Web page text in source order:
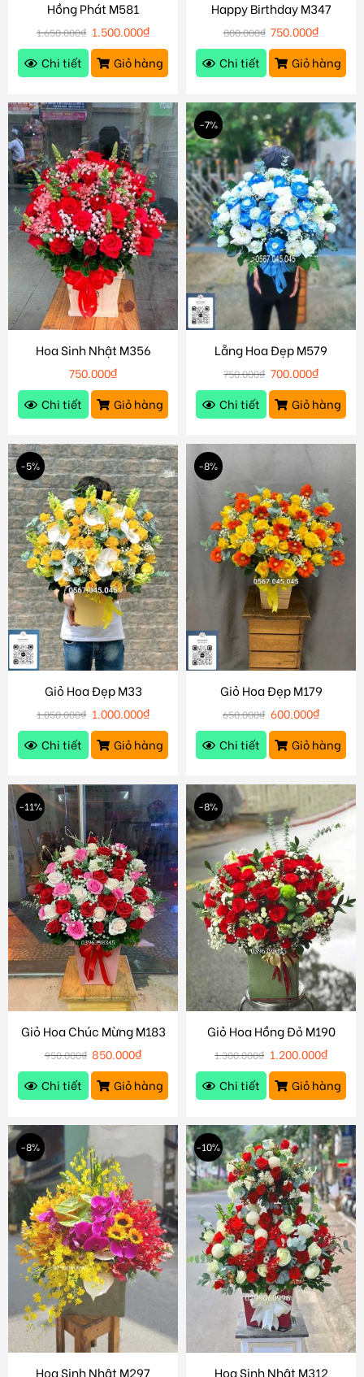
Hồng Phát M581
1.650.000₫ 1.500.000₫
Chi tiết
Giỏ hàng
Happy Birthday M347
800.000₫ 750.000₫
Chi tiết
Giỏ hàng
Hoa Sinh Nhật M356
750.000₫
Chi tiết
Giỏ hàng
-7%
Lẵng Hoa Đẹp M579
750.000₫ 700.000₫
Chi tiết
Giỏ hàng
-5%
Giỏ Hoa Đẹp M33
1.050.000₫ 1.000.000₫
Chi tiết
Giỏ hàng
-8%
Giỏ Hoa Đẹp M179
650.000₫ 600.000₫
Chi tiết
Giỏ hàng
-11%
Giỏ Hoa Chúc Mừng M183
950.000₫ 850.000₫
Chi tiết
Giỏ hàng
-8%
Giỏ Hoa Hồng Đỏ M190
1.300.000₫ 1.200.000₫
Chi tiết
Giỏ hàng
-8%
Hoa Sinh Nhật M297
-10%
Hoa Sinh Nhật M312